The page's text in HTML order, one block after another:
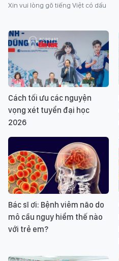
Xin vui lòng gõ tiếng Việt có dấu
Cách tối ưu các nguyện
vọng xét tuyển đại học
2026
Bác sĩ ơi: Bệnh viêm não do
mô cầu nguy hiểm thế nào
với trẻ em?